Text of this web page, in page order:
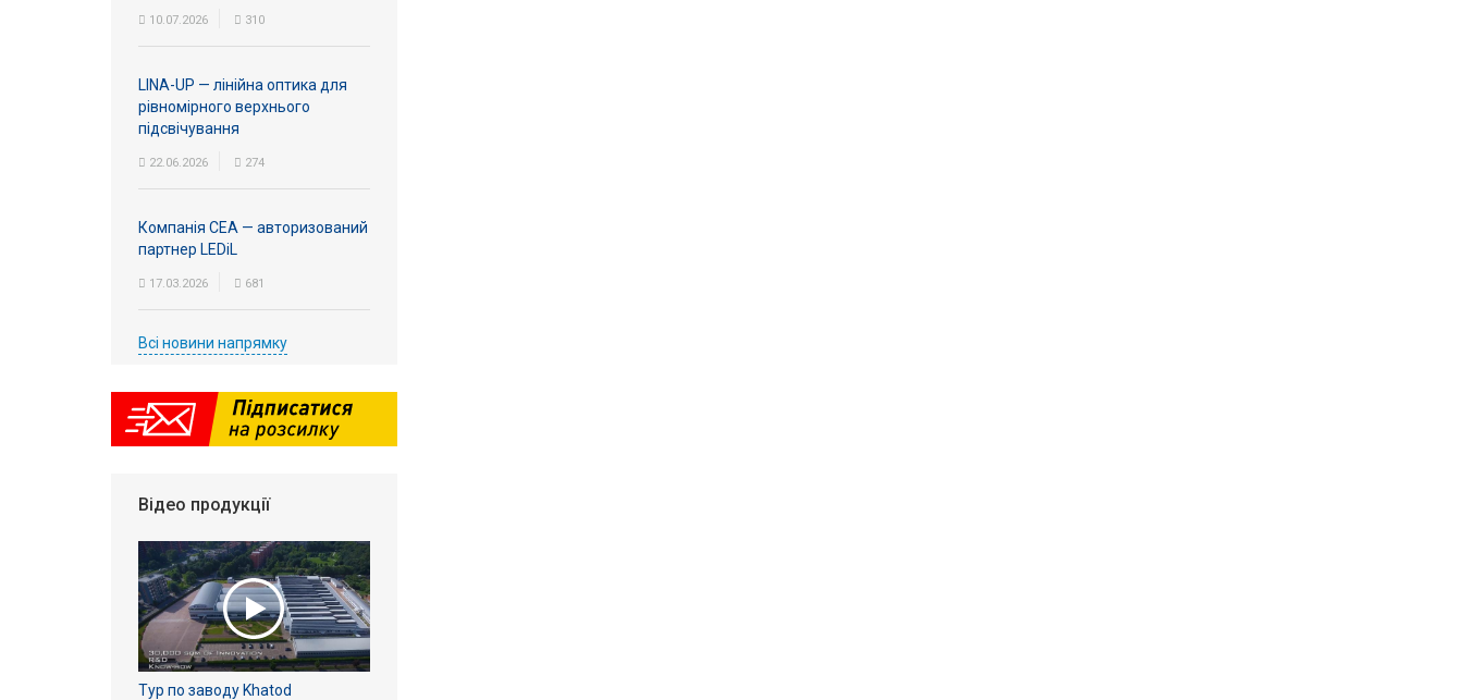
10.07.2026 310
LINA-UP — лінійна оптика для
рівномірного верхнього
підсвічування
22.06.2026 274
Компанія СЕА — авторизований
партнер LEDiL
17.03.2026 681
Всі новини напрямку
Відео продукції
Тур по заводу Khatod